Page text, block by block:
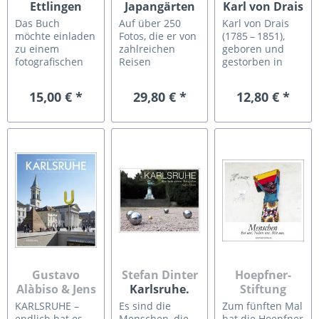
Ettlingen
Das Buch
möchte einladen
zu einem
fotografischen
sympathische
Reizvolle
Kontraste,
beschauliche
Ecken und
Winkel, vertraute
Patina und
überraschend
Neues gilt es zu
entdecken und...
15,00 € *
Japangärten
in
Deutschland
Auf über 250
Fotos, die er von
zahlreichen
Reisen
Gartenbaudirektor
Schmidt einen
Gärten. Der
Bildband ist
damit der erste
Führer für die
öffentlich
29,80 € *
Karl von Drais
Karl von Drais
(1785 – 1851),
geboren und
gestorben in
des Fahrrades
Erfinder. Doch
Lebzeiten wurde
das
Zukunftsweisende
und Innovative
Erfindungen,
darunter...
12,80 € *
Gustavo
Alàbiso & Jens
Galster
KARLSRUHE –
Stefan Dinter
Karlsruhe.
Eine Stadt
Es sind die
Hoepfner-
Stiftung
Menschen.
Zum fünften Mal